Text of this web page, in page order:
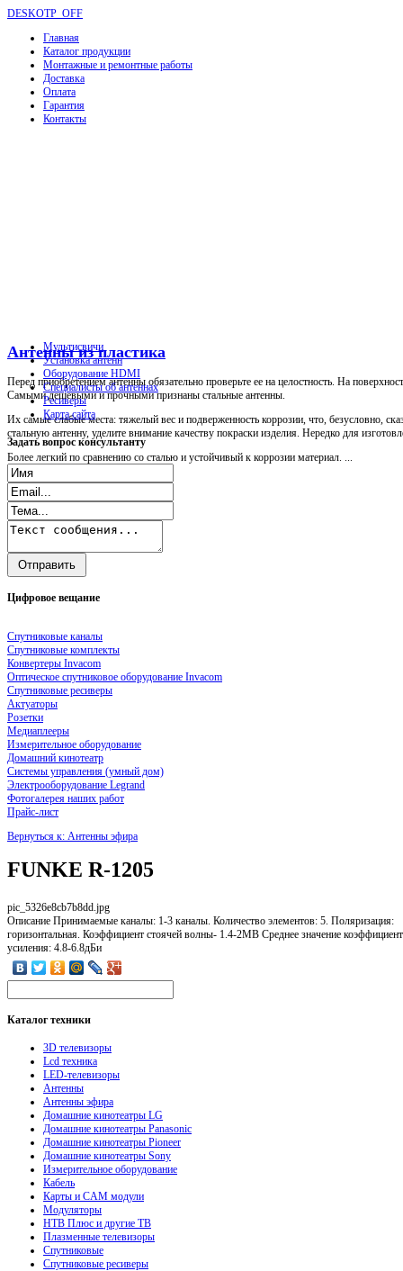
DESKOTP_OFF
Главная
Каталог продукции
Монтажные и ремонтные работы
Доставка
Оплата
Гарантия
Контакты
Антенны из пластика
Перед приобретением антенны обязательно проверьте ее на целостность. На
Самыми дешевыми и прочными признаны стальные антенны.
Их самые слабые места: тяжелый вес и подверженность коррозии, что, безусловно,
стальную антенну, уделите внимание качеству покраски изделия. Нередко для
Более легкий по сравнению со сталью и устойчивый к коррозии материал. ...
Мультисвичи
Установка антенн
Оборудование HDMI
Специалисты об антеннах
Ресиверы
Карта сайта
Задать вопрос консультанту
Цифровое вещание
Спутниковые каналы
Спутниковые комплекты
Конвертеры Invacom
Оптическое спутниковое оборудование Invacom
Спутниковые ресиверы
Актуаторы
Розетки
Медиаплееры
Измерительное оборудование
Домашний кинотеатр
Системы управления (умный дом)
Электрооборудование Legrand
Фотогалерея наших работ
Прайс-лист
Вернуться к: Антенны эфира
FUNKE R-1205
pic_5326e8cb7b8dd.jpg
Описание Принимаемые каналы: 1-3 каналы. Количество элементов: 5. Поляризация:
горизонтальная. Коэффициент стоячей волны- 1.4-2МВ Среднее значение
усиления: 4.8-6.8дБи
Каталогтехники
3D телевизоры
Lcd техника
LED-телевизоры
Антенны
Антенны эфира
Домашние кинотеатры LG
Домашние кинотеатры Panasonic
Домашние кинотеатры Pioneer
Домашние кинотеатры Sony
Измерительное оборудование
Кабель
Карты и CAM модули
Модуляторы
НТВ Плюс и другие ТВ
Плазменные телевизоры
Спутниковые
Спутниковые ресиверы